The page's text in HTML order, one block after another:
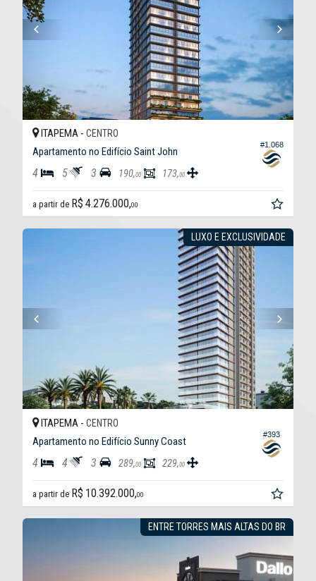
#1.068
ITAPEMA - CENTRO
Apartamento no Edifício Saint John
4 5 3 190,00 173,00
a partir de R$ 4.276.000,00
LUXO E EXCLUSIVIDADE
#393
ITAPEMA - CENTRO
Apartamento no Edifício Sunny Coast
4 4 3 289,00 229,00
a partir de R$ 10.392.000,00
ENTRE TORRES MAIS ALTAS DO BR